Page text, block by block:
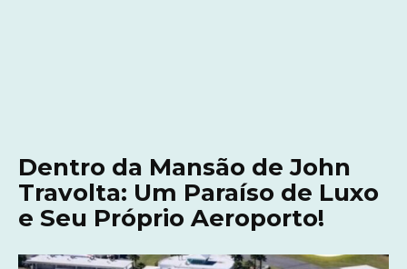
Dentro da Mansão de John
Travolta: Um Paraíso de Luxo
e Seu Próprio Aeroporto!